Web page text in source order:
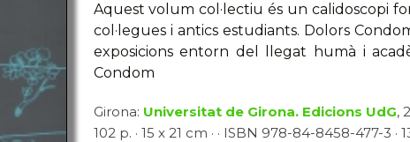
Aquest volum col·lectiu és un calidoscopi
col·legues i antics estudiants. Dolors
exposicions entorn del llegat humà i
Condom
Girona: Universitat de Girona. Edicions UdG,
102 p. · 15 x 21 cm · · ISBN 978-84-8458-477-3 ·